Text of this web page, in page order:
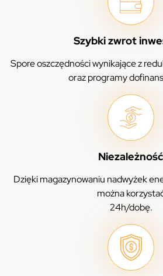
Szybki zwrot
Spore oszczędności wynikające z
oraz programy
Niezależność
Dzięki magazynowaniu nadwyżek
można
24h/dobę.